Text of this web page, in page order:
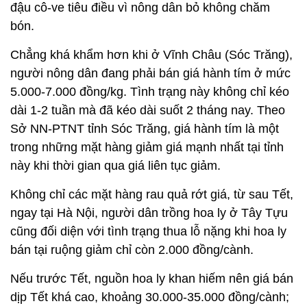
đậu cô-ve tiêu điều vì nông dân bỏ không chăm
bón.
Chẳng khá khẩm hơn khi ở Vĩnh Châu (Sóc Trăng),
người nông dân đang phải bán giá hành tím ở mức
5.000-7.000 đồng/kg. Tình trạng này không chỉ kéo
dài 1-2 tuần mà đã kéo dài suốt 2 tháng nay. Theo
Sở NN-PTNT tỉnh Sóc Trăng, giá hành tím là một
trong những mặt hàng giảm giá mạnh nhất tại tỉnh
này khi thời gian qua giá liên tục giảm.
Không chỉ các mặt hàng rau quả rớt giá, từ sau Tết,
ngay tại Hà Nội, người dân trồng hoa ly ở Tây Tựu
cũng đối diện với tình trạng thua lỗ nặng khi hoa ly
bán tại ruộng giảm chỉ còn 2.000 đồng/cành.
Nếu trước Tết, nguồn hoa ly khan hiếm nên giá bán
dịp Tết khá cao, khoảng 30.000-35.000 đồng/cành;